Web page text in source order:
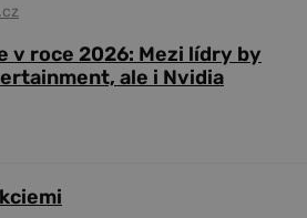
v roce 2026: Mezi lídry by
ale i Nvidia